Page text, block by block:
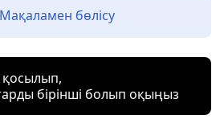
Мақаламен бөлісу
қосылып,
бірінші болып оқыңыз